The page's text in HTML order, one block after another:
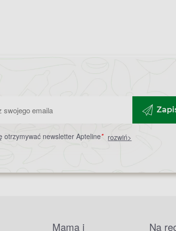
otrzymywać newsletter Apteline* rozwiń>
Mama i
Na